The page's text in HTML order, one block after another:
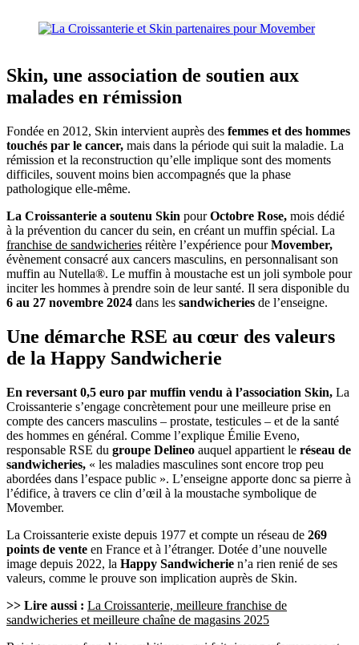
Skin, une association de soutien aux
malades en rémission
Fondée en 2012, Skin intervient auprès des femmes et des hommes
touchés par le cancer, mais dans la période qui suit la maladie. La
rémission et la reconstruction qu’elle implique sont des moments
difficiles, souvent moins bien accompagnés que la phase
pathologique elle-même.
La Croissanterie a soutenu Skin pourOctobre Rose, mois dédié
à la prévention du cancer du sein, en créant un muffin spécial. La
franchise de sandwicheries réitère l’expérience pourMovember,
évènement consacré aux cancers masculins, en personnalisant son
muffin au Nutella®. Le muffin à moustache est un joli symbole pour
inciter les hommes à prendre soin de leur santé. Il sera disponible du
6 au 27 novembre 2024 dans les sandwicheries de l’enseigne.
Une démarche RSE au cœur des valeurs
de la Happy Sandwicherie
En reversant 0,5 euro par muffin vendu à l’association Skin, La
Croissanterie s’engage concrètement pour une meilleure prise en
compte des cancers masculins – prostate, testicules – et de la santé
des hommes en général. Comme l’explique Émilie Eveno,
responsable RSE du groupe Delineo auquel appartient le réseau de
sandwicheries, « les maladies masculines sont encore trop peu
abordées dans l’espace public ». L’enseigne apporte donc sa pierre à
l’édifice, à travers ce clin d’œil à la moustache symbolique de
Movember.
La Croissanterie existe depuis 1977 et compte un réseau de 269
points de vente en France et à l’étranger. Dotée d’une nouvelle
image depuis 2022, la Happy Sandwicherie n’a rien renié de ses
valeurs, comme le prouve son implication auprès de Skin.
>> Lire aussi : La Croissanterie, meilleure franchise de
sandwicheries et meilleure chaîne de magasins 2025